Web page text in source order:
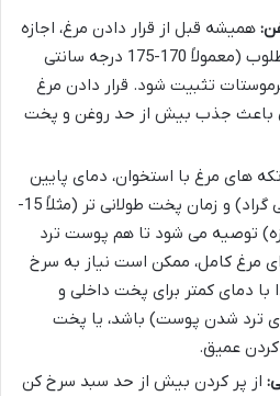
همیشه قبل از قرار دادن مرغ، اجازه
دهید روغن به دمای مطلوب (معمولاً 170-175 درجه سانتی
تثبیت شود. قرار دادن مرغ
باعث جذب بیش از حد روغن و پخت
های مرغ با استخوان، دمای پایین
تر (مثلاً 160 درجه سانتی گراد) و زمان پخت طولانی تر (مثلاً 15-
توصیه می شود تا هم پوست ترد
مرغ کامل، ممکن است نیاز به سرخ
با دمای کمتر برای پخت داخلی و
ترد شدن پوست) باشد، یا پخت
کردن عمیق.
از پر کردن بیش از حد سبد سرخ کن